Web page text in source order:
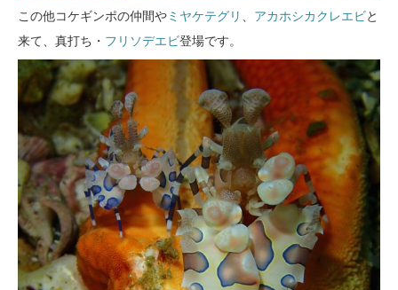
この他コケギンポの仲間やミヤケテグリ 、 アカホシカクレエビと
来て、真打ち・ フリソデエビ登場です。